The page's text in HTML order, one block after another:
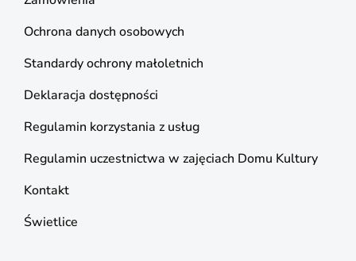
Ochrona danych osobowych
Standardy ochrony małoletnich
Deklaracja dostępności
Regulamin korzystania z usług
Regulamin uczestnictwa w zajęciach Domu Kultury
Kontakt
Świetlice